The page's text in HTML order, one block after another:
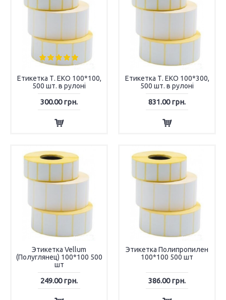
Етикетка Т. ЕКО 100*100,
500 шт. в рулоні
300.00 грн.
Етикетка Т. ЕКО 100*300,
500 шт. в рулоні
831.00 грн.
Этикетка Vellum
(Полуглянец) 100*100 500
шт
249.00 грн.
Этикетка Полипропилен
100*100 500 шт
386.00 грн.